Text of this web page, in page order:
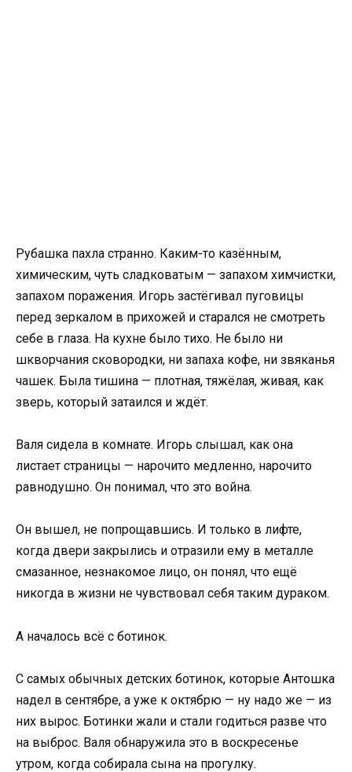
Рубашка пахла странно. Каким-то казённым,
химическим, чуть сладковатым — запахом химчистки,
запахом поражения. Игорь застёгивал пуговицы
перед зеркалом в прихожей и старался не смотреть
себе в глаза. На кухне было тихо. Не было ни
шкворчания сковородки, ни запаха кофе, ни звяканья
чашек. Была тишина — плотная, тяжёлая, живая, как
зверь, который затаился и ждёт.
Валя сидела в комнате. Игорь слышал, как она
листает страницы — нарочито медленно, нарочито
равнодушно. Он понимал, что это война.
Он вышел, не попрощавшись. И только в лифте,
когда двери закрылись и отразили ему в металле
смазанное, незнакомое лицо, он понял, что ещё
никогда в жизни не чувствовал себя таким дураком.
А началось всё с ботинок.
С самых обычных детских ботинок, которые Антошка
надел в сентябре, а уже к октябрю — ну надо же — из
них вырос. Ботинки жали и стали годиться разве что
на выброс. Валя обнаружила это в воскресенье
утром, когда собирала сына на прогулку.